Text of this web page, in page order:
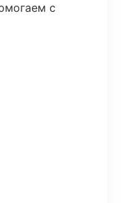
с